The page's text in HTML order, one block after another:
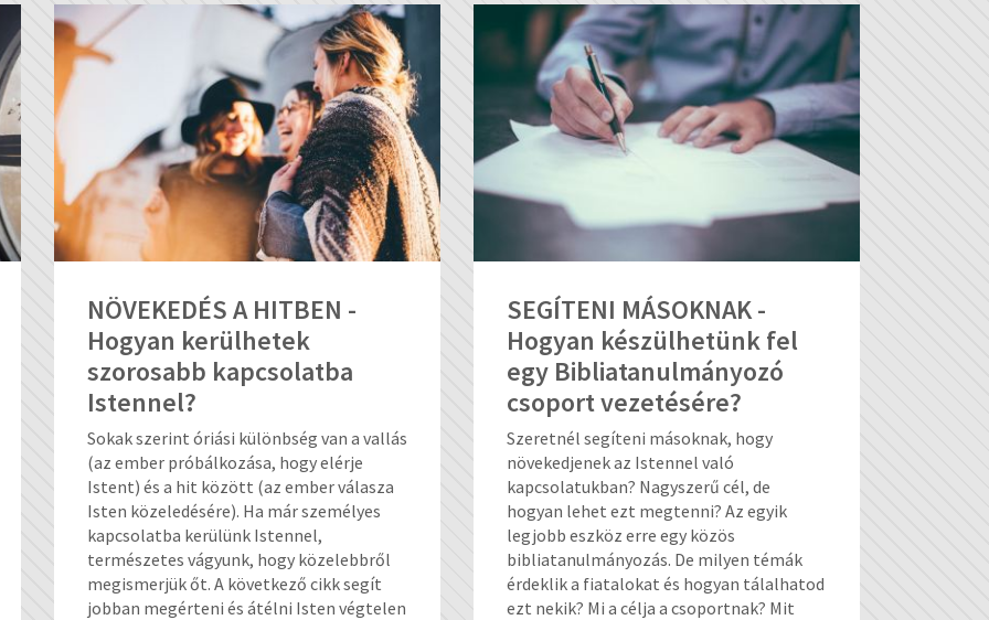
NÖVEKEDÉS A HITBEN -
Hogyan kerülhetek
szorosabb kapcsolatba
Istennel?
Sokak szerint óriási különbség van a vallás
(az ember próbálkozása, hogy elérje
Istent) és a hit között (az ember válasza
Isten közeledésére). Ha már személyes
kapcsolatba kerülünk Istennel,
természetes vágyunk, hogy közelebbről
megismerjük őt. A következő cikk segít
jobban megérteni és átélni Isten végtelen
SEGÍTENI MÁSOKNAK -
Hogyan készülhetünk fel
egy Bibliatanulmányozó
csoport vezetésére?
Szeretnél segíteni másoknak, hogy
növekedjenek az Istennel való
kapcsolatukban? Nagyszerű cél, de
hogyan lehet ezt megtenni? Az egyik
legjobb eszköz erre egy közös
bibliatanulmányozás. De milyen témák
érdeklik a fiatalokat és hogyan tálalhatod
ezt nekik? Mi a célja a csoportnak? Mit